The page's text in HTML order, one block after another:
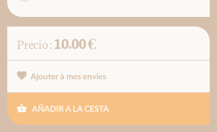
Precio :10.00 €
Ajouter à mes envies
AÑADIR A LA CESTA